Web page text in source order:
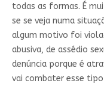
todas as formas. É
se se veja numa
algum motivo foi
abusiva, de assédio
denúncia porque é
vai combater esse tipo